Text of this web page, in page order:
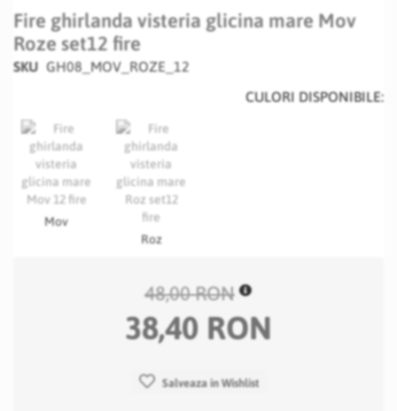
beginning
of
the
Fire ghirlanda visteria glicina mare Mov
Roze set12 fire
SKU GH08_MOV_ROZE_12
CULORI DISPONIBILE:
Mov
Roz
48,00 RON
38,40 RON
Salveaza in Wishlist